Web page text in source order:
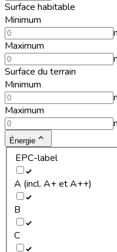
Surface habitable
Minimum
Maximum
Surface du terrain
Minimum
Maximum
Énergie
EPC-label
A (incl. A+ et A++)
B
C